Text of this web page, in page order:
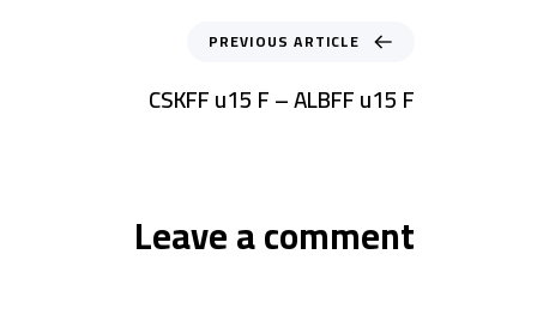
PREVIOUS ARTICLE
CSKFF u15 F – ALBFF u15 F
Leave a comment